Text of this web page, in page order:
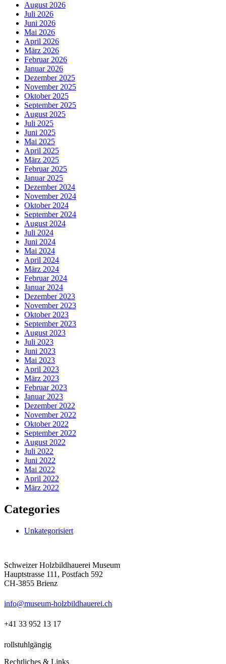
August 2026
Juli 2026
Juni 2026
Mai 2026
April 2026
März 2026
Februar 2026
Januar 2026
Dezember 2025
November 2025
Oktober 2025
September 2025
August 2025
Juli 2025
Juni 2025
Mai 2025
April 2025
März 2025
Februar 2025
Januar 2025
Dezember 2024
November 2024
Oktober 2024
September 2024
August 2024
Juli 2024
Juni 2024
Mai 2024
April 2024
März 2024
Februar 2024
Januar 2024
Dezember 2023
November 2023
Oktober 2023
September 2023
August 2023
Juli 2023
Juni 2023
Mai 2023
April 2023
März 2023
Februar 2023
Januar 2023
Dezember 2022
November 2022
Oktober 2022
September 2022
August 2022
Juli 2022
Juni 2022
Mai 2022
April 2022
März 2022
Categories
Unkategorisiert
Schweizer Holzbildhauerei Museum
Hauptstrasse 111, Postfach 592
CH-3855 Brienz
info@museum-holzbildhauerei.ch
+41 33 952 13 17
rollstuhlgängig
Rechtliches & Links